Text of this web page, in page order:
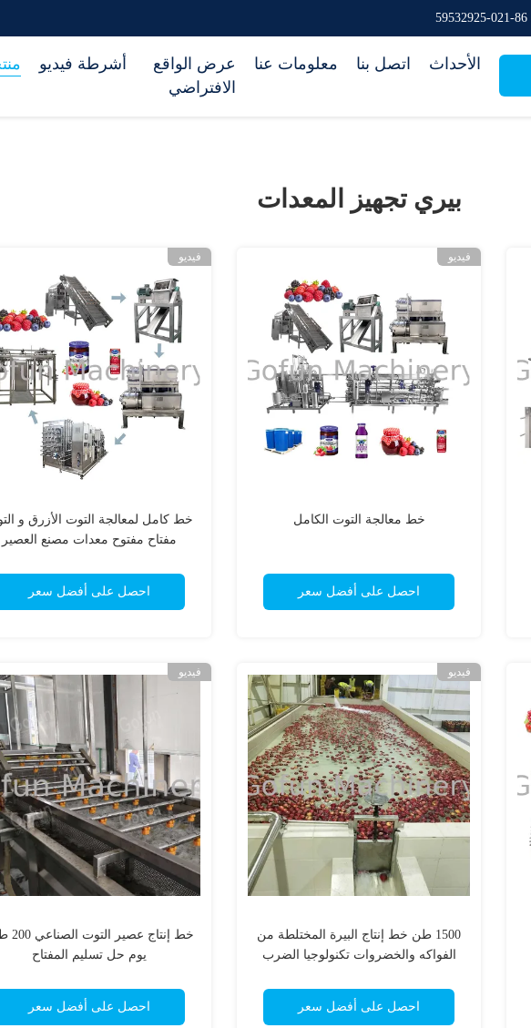
أشرطة فيديو
عرض الواقع
الافتراضي
معلومات عنا اتصل بنا الأحداث
بيري تجهيز المعدات
فيديو
خط كامل لمعالجة التوت الأزرق و
مفتاح مفتوح معدات مصنع العصير
احصل على أفضل سعر
فيديو
خط معالجة التوت الكامل
احصل على أفضل سعر
فيديو
خط إنتاج
يوم حل تسليم المفتاح
احصل على أفضل سعر
فيديو
1500 طن خط إنتاج البيرة المختلطة من
الفواكه والخضروات تكنولوجيا الضرب
احصل على أفضل سعر